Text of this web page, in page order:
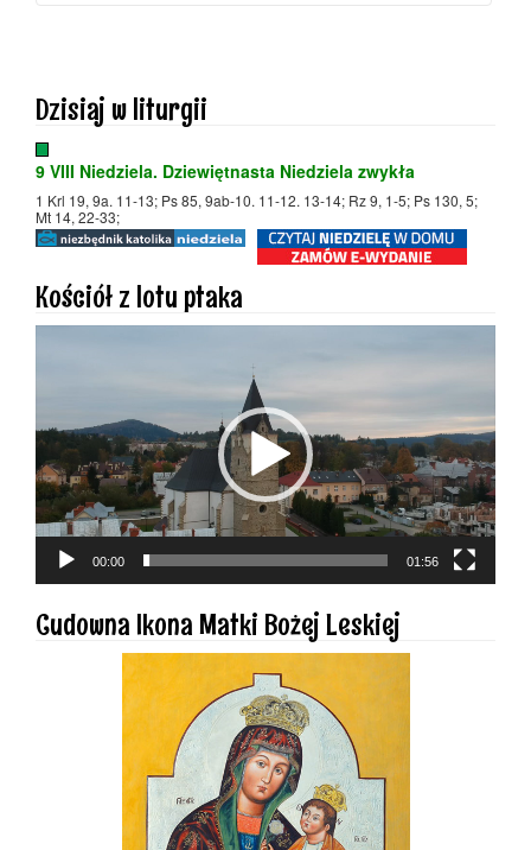
Dzisiaj w liturgii
9 VIII Niedziela. Dziewiętnasta Niedziela zwykła
1 Krl 19, 9a. 11-13; Ps 85, 9ab-10. 11-12. 13-14; Rz 9, 1-5; Ps 130, 5;
Mt 14, 22-33;
Kościół z lotu ptaka
00:00 01:56
Cudowna Ikona Matki Bożej Leskiej